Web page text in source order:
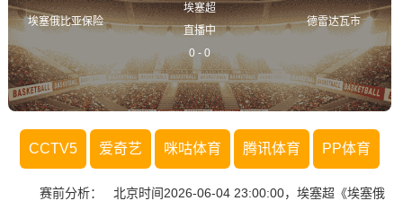
埃塞俄比亚保险
埃塞超
直播中
0 - 0
德雷达瓦市
CCTV5 爱奇艺 咪咕体育 腾讯体育 PP体育
赛前分析： 北京时间2026-06-04 23:00:00，埃塞超《埃塞俄